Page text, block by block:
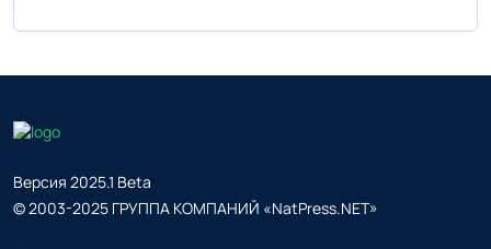
Версия 2025.1 Beta
© 2003-2025 ГРУППА КОМПАНИЙ «NatPress.NET»